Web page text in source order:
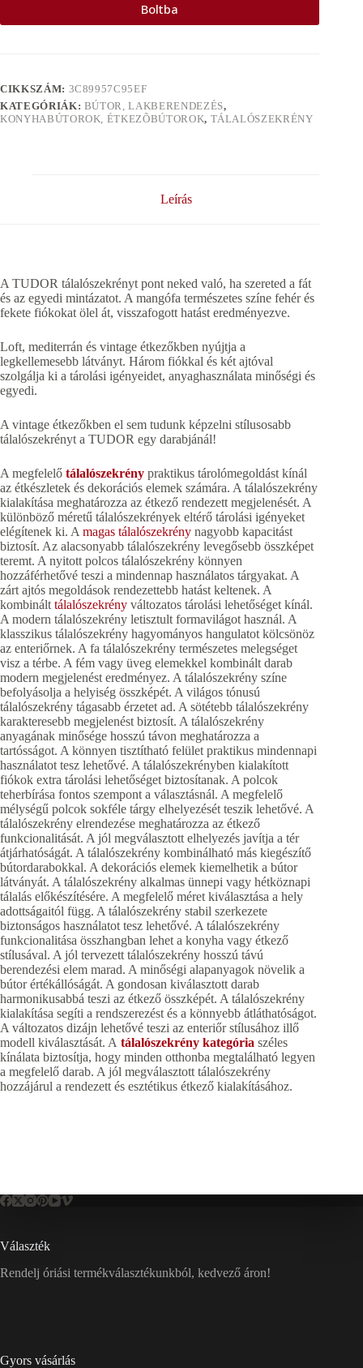
Boltba
CIKKSZÁM: 3C89957C95EF
KATEGÓRIÁK: BÚTOR, LAKBERENDEZÉS,
KONYHABÚTOROK, ÉTKEZÕBÚTOROK, TÁLALÓSZEKRÉNY
Leírás
A TUDOR tálalószekrényt pont neked való, ha szereted a fát
és az egyedi mintázatot. A mangófa természetes színe fehér és
fekete fiókokat ölel át, visszafogott hatást eredményezve.
Loft, mediterrán és vintage étkezőkben nyújtja a
legkellemesebb látványt. Három fiókkal és két ajtóval
szolgálja ki a tárolási igényeidet, anyaghasználata minőségi és
egyedi.
A vintage étkezőkben el sem tudunk képzelni stílusosabb
tálalószekrényt a TUDOR egy darabjánál!
A megfelelő tálalószekrény praktikus tárolómegoldást kínál
az étkészletek és dekorációs elemek számára. A tálalószekrény
kialakítása meghatározza az étkező rendezett megjelenését. A
különböző méretű tálalószekrények eltérő tárolási igényeket
elégítenek ki. A magas tálalószekrény nagyobb kapacitást
biztosít. Az alacsonyabb tálalószekrény levegősebb összképet
teremt. A nyitott polcos tálalószekrény könnyen
hozzáférhetővé teszi a mindennap használatos tárgyakat. A
zárt ajtós megoldások rendezettebb hatást keltenek. A
kombinált tálalószekrény változatos tárolási lehetőséget kínál.
A modern tálalószekrény letisztult formavilágot használ. A
klasszikus tálalószekrény hagyományos hangulatot kölcsönöz
az enteriőrnek. A fa tálalószekrény természetes melegséget
visz a térbe. A fém vagy üveg elemekkel kombinált darab
modern megjelenést eredményez. A tálalószekrény színe
befolyásolja a helyiség összképét. A világos tónusú
tálalószekrény tágasabb érzetet ad. A sötétebb tálalószekrény
karakteresebb megjelenést biztosít. A tálalószekrény
anyagának minősége hosszú távon meghatározza a
tartósságot. A könnyen tisztítható felület praktikus mindennapi
használatot tesz lehetővé. A tálalószekrényben kialakított
fiókok extra tárolási lehetőséget biztosítanak. A polcok
teherbírása fontos szempont a választásnál. A megfelelő
mélységű polcok sokféle tárgy elhelyezését teszik lehetővé. A
tálalószekrény elrendezése meghatározza az étkező
funkcionalitását. A jól megválasztott elhelyezés javítja a tér
átjárhatóságát. A tálalószekrény kombinálható más kiegészítő
bútordarabokkal. A dekorációs elemek kiemelhetik a bútor
látványát. A tálalószekrény alkalmas ünnepi vagy hétköznapi
tálalás előkészítésére. A megfelelő méret kiválasztása a hely
adottságaitól függ. A tálalószekrény stabil szerkezete
biztonságos használatot tesz lehetővé. A tálalószekrény
funkcionalitása összhangban lehet a konyha vagy étkező
stílusával. A jól tervezett tálalószekrény hosszú távú
berendezési elem marad. A minőségi alapanyagok növelik a
bútor értékállóságát. A gondosan kiválasztott darab
harmonikusabbá teszi az étkező összképét. A tálalószekrény
kialakítása segíti a rendszerezést és a könnyebb átláthatóságot.
A változatos dizájn lehetővé teszi az enteriőr stílusához illő
modell kiválasztását. A tálalószekrény kategória széles
kínálata biztosítja, hogy minden otthonba megtalálható legyen
a megfelelő darab. A jól megválasztott tálalószekrény
hozzájárul a rendezett és esztétikus étkező kialakításához.
Választék
Rendelj óriási termékválasztékunkból, kedvező áron!
Gyors vásárlás